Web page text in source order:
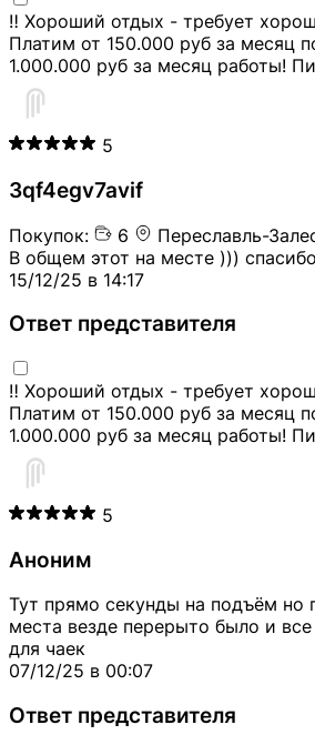
‼️ Хороший отдых - требует
Платим от 150.000 руб за месяц
1.000.000 руб за месяц работы!
5
3qf4egv7avif
Покупок: 6
Переславль-
В общем этот на месте ))) спасибо
15/12/25 в 14:17
Ответ представителя
‼️ Хороший отдых - требует
Платим от 150.000 руб за месяц
1.000.000 руб за месяц работы!
5
Аноним
Тут прямо секунды на подъём но
места везде перерыто было и
для чаек
07/12/25 в 00:07
Ответ представителя